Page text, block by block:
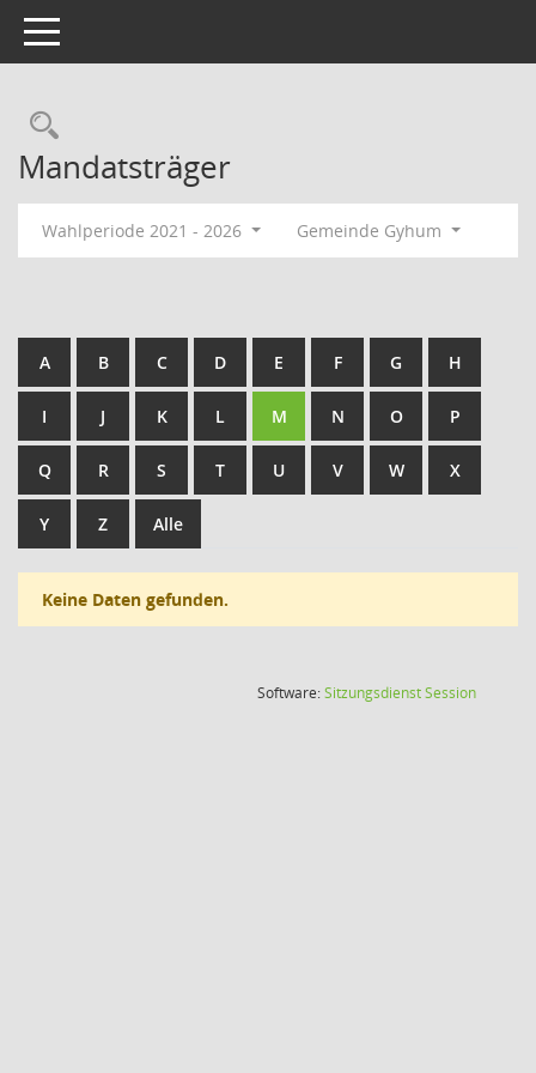
Toggle navigation
Rechercheauswahl
Mandatsträger
Wahlperiode 2021 - 2026 Gemeinde Gyhum
A B C D E F G H
I J K L M N O P
Q R S T U V W X
Y Z Alle
Keine Daten gefunden.
Software:SitzungsdienstSession(Wird in